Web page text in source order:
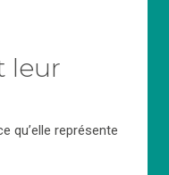
leur
qu’elle représente